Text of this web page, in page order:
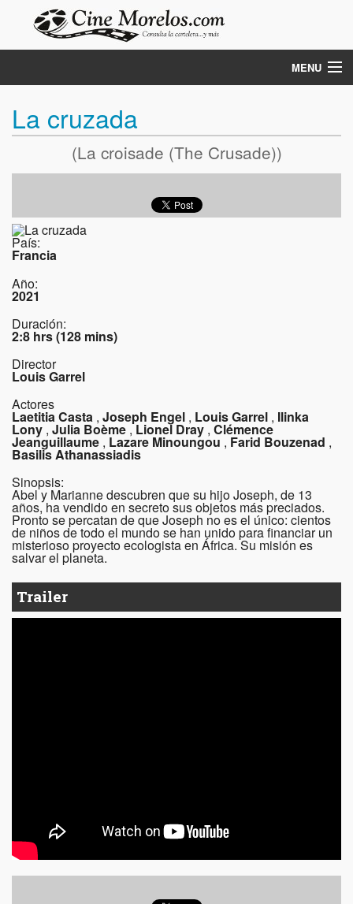
MENU
Cartelera hoy
Cartelera mañana
La cruzada
(La croisade (The Crusade))
País:
Francia
Año:
2021
Duración:
2:8 hrs (128 mins)
Director
Louis Garrel
Actores
Laetitia Casta , Joseph Engel , Louis Garrel , Ilinka
Lony , Julia Boème ,Lionel Dray , Clémence
Jeanguillaume , Lazare Minoungou , Farid Bouzenad ,
Basilis Athanassiadis
Sinopsis:
Abel y Marianne descubren que su hijo Joseph, de 13
años, ha vendido en secreto sus objetos más preciados.
Pronto se percatan de que Joseph no es el único: cientos
de niños de todo el mundo se han unido para financiar un
misterioso proyecto ecologista en África. Su misión es
salvar el planeta.
Trailer